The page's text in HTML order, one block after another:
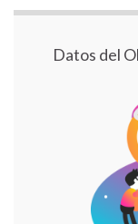
Datos del